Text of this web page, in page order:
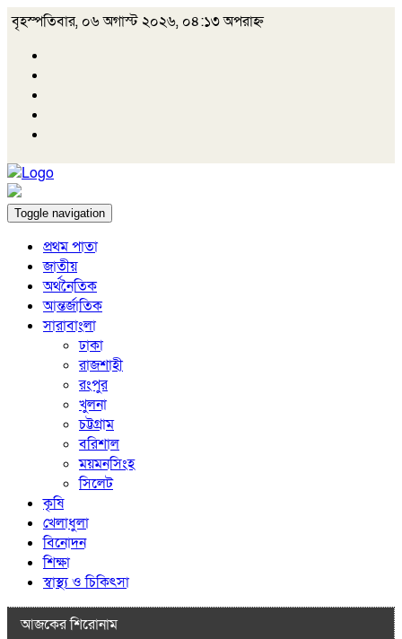
বৃহস্পতিবার, ০৬ অগাস্ট ২০২৬, ০৪:১৩ অপরাহ্ন
Toggle navigation
প্রথম পাতা
জাতীয়
অর্থনৈতিক
আন্তর্জাতিক
সারাবাংলা
ঢাকা
রাজশাহী
রংপুর
খুলনা
চট্টগ্রাম
বরিশাল
ময়মনসিংহ
সিলেট
কৃষি
খেলাধুলা
বিনোদন
শিক্ষা
স্বাস্থ্য ও চিকিৎসা
আজকের শিরোনাম